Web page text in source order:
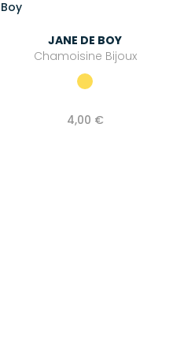
JANE DE BOY
Chamoisine Bijoux
4,00 €